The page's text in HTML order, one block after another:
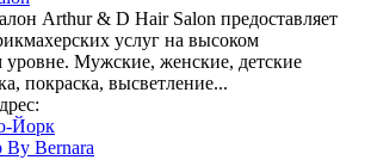
Arthur & D Hair Salon предоставляет
услуг на высоком
уровне. Мужские, женские, детские
покраска, высветление...
Йорк
By Bernara